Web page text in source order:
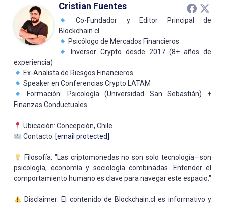
Cristian Fuentes
Co-Fundador y Editor Principal de
Blockchain.cl
Psicólogo de Mercados Financieros
Inversor Crypto desde 2017 (8+ años de
experiencia)
Ex-Analista de Riesgos Financieros
Speaker en Conferencias Crypto LATAM
Formación: Psicología (Universidad San Sebastián) +
Finanzas Conductuales
Ubicación: Concepción, Chile
Contacto: [email protected]
Filosofía: "Las criptomonedas no son solo tecnología—son
psicología, economía y sociología combinadas. Entender el
comportamiento humano es clave para navegar este espacio."
Disclaimer: El contenido de Blockchain.cl es informativo y